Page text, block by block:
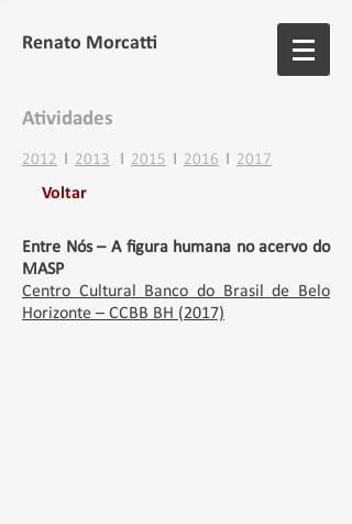
Renato Morcatti
Atividades
2012 I 2013 I 2015 I 2016 I 2017
Voltar
Entre Nós – A figura humana no acervo do
MASP
Centro Cultural Banco do Brasil de Belo
Horizonte – CCBB BH (2017)